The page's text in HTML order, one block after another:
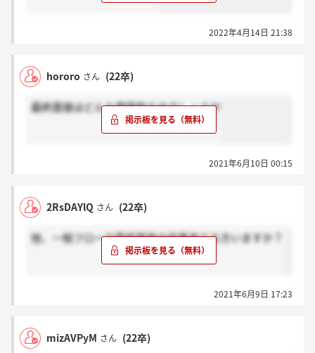
2022年4月14日 21:38
hororo さん (22卒)
最終面接はどんな雰囲気なのでしょうか
2021年6月10日 00:15
2RsDAYlQ さん (22卒)
他、一般フローで最終面接の結果来てる方いますか？
2021年6月9日 17:23
mizAVPyM さん (22卒)